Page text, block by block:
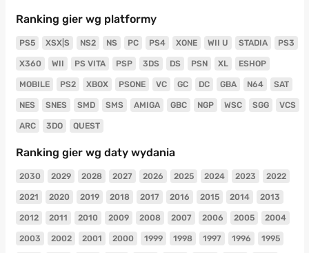
Ranking gier wg platformy
PS5 XSX|S NS2 NS PC PS4 XONE WII U STADIA PS3
X360 WII PS VITA PSP 3DS DS PSN XL ESHOP
MOBILE PS2 XBOX PSONE VC GC DC GBA N64 SAT
NES SNES SMD SMS AMIGA GBC NGP WSC SGG VCS
ARC 3DO QUEST
Ranking gier wg daty wydania
2030 2029 2028 2027 2026 2025 2024 2023 2022
2021 2020 2019 2018 2017 2016 2015 2014 2013
2012 2011 2010 2009 2008 2007 2006 2005 2004
2003 2002 2001 2000 1999 1998 1997 1996 1995